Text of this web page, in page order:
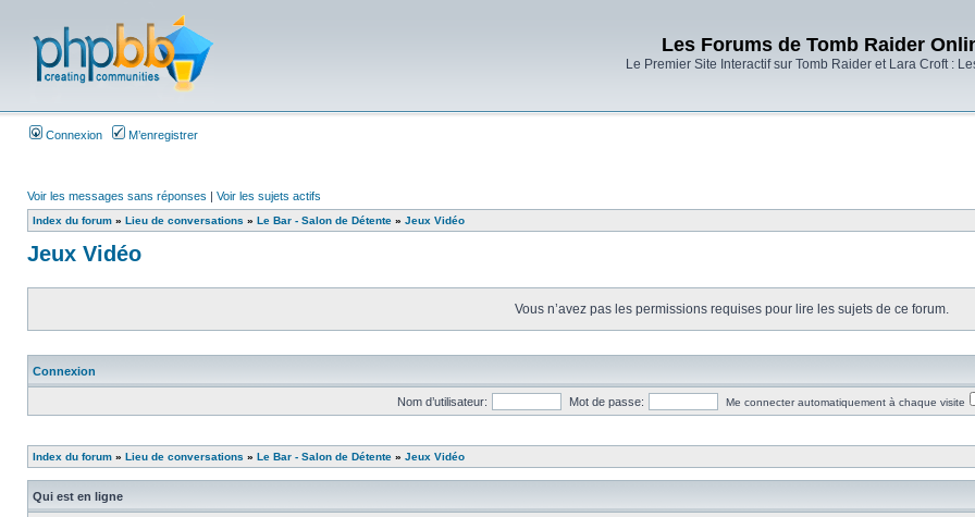
Les Forums de Tomb Raider
Le Premier Site Interactif sur Tomb Raider et Lara Croft :
Connexion M’enregistrer
Voir les messages sans réponses | Voir les sujets actifs
Index du forum » Lieu de conversations » Le Bar - Salon de Détente » Jeux Vidéo
Jeux Vidéo
Vous n’avez pas les permissions requises pour lire les sujets de ce forum.
Connexion
Nom d’utilisateur: Mot de passe: Me connecter automatiquement à chaque visite
Index du forum » Lieu de conversations » Le Bar - Salon de Détente » Jeux Vidéo
Qui est en ligne